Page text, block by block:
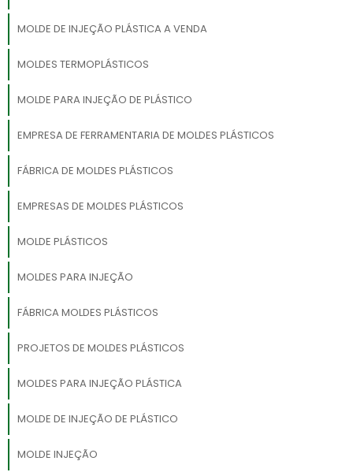
MOLDE DE INJEÇÃO PLÁSTICA A VENDA
MOLDES TERMOPLÁSTICOS
MOLDE PARA INJEÇÃO DE PLÁSTICO
EMPRESA DE FERRAMENTARIA DE MOLDES PLÁSTICOS
FÁBRICA DE MOLDES PLÁSTICOS
EMPRESAS DE MOLDES PLÁSTICOS
MOLDE PLÁSTICOS
MOLDES PARA INJEÇÃO
FÁBRICA MOLDES PLÁSTICOS
PROJETOS DE MOLDES PLÁSTICOS
MOLDES PARA INJEÇÃO PLÁSTICA
MOLDE DE INJEÇÃO DE PLÁSTICO
MOLDE INJEÇÃO